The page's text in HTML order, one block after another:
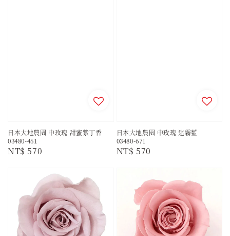
日本大地農園 中玫瑰 甜蜜紫丁香
03480-451
Regular
NT$ 570
日本大地農園 中玫瑰 迷霧藍
03480-671
Regular
NT$ 570